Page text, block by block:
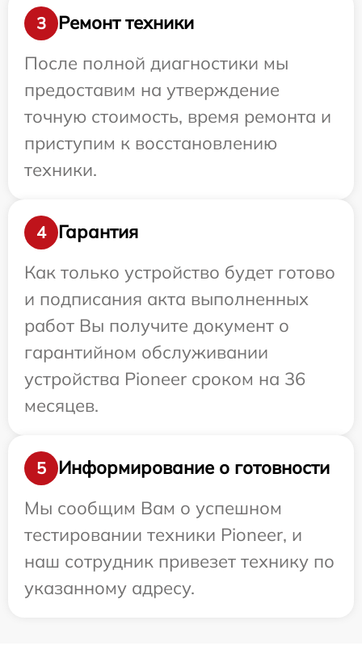
3
Ремонт техники
После полной диагностики мы
предоставим на утверждение
точную стоимость, время ремонта и
приступим к восстановлению
техники.
4
Гарантия
Как только устройство будет готово
и подписания акта выполненных
работ Вы получите документ о
гарантийном обслуживании
устройства Pioneer сроком на 36
месяцев.
5
Информирование о готовности
Мы сообщим Вам о успешном
тестировании техники Pioneer, и
наш сотрудник привезет технику по
указанному адресу.